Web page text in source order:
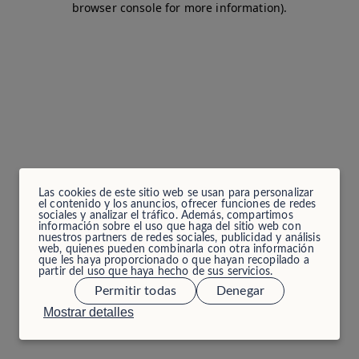
Las cookies de este sitio web se usan para personalizar
el contenido y los anuncios, ofrecer funciones de redes
sociales y analizar el tráfico. Además, compartimos
información sobre el uso que haga del sitio web con
nuestros partners de redes sociales, publicidad y análisis
web, quienes pueden combinarla con otra información
que les haya proporcionado o que hayan recopilado a
partir del uso que haya hecho de sus servicios.
Mostrar detalles
Permitir todas Denegar
browser console for more information).